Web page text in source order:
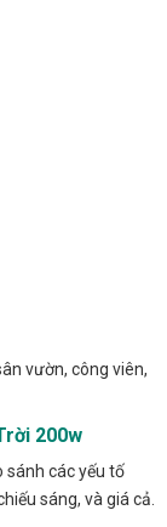
vườn, công viên,
200w
sánh các yếu tố
sáng, và giá cả.